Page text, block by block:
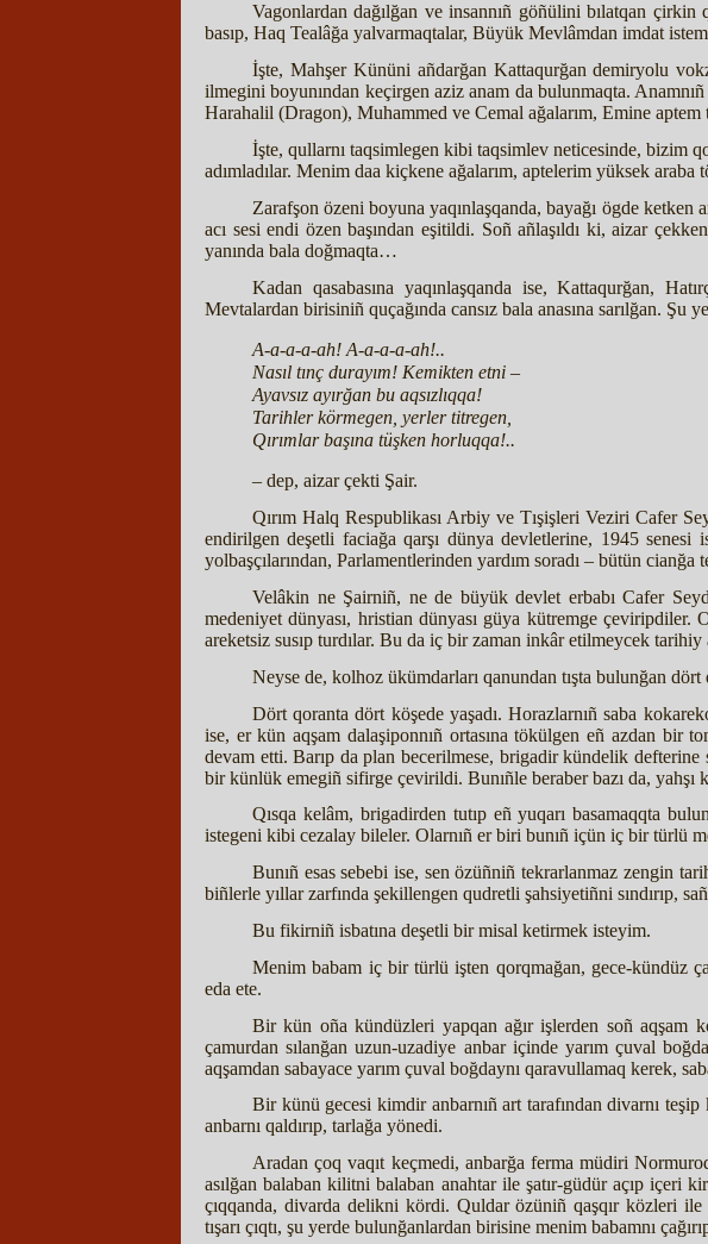
Vagonlardan dağılğan ve insannıñ göñülini bılatqan
basıp, Haq Tealâğa yalvarmaqtalar, Büyük Mevlâmdan imdat
İşte, Mahşer Kününi añdarğan Kattaqurğan demiryolu
ilmegini boyunından keçirgen aziz anam da bulunmaqta.
Harahalil (Dragon), Muhammed ve Cemal ağalarım, Emine
İşte, qullarnı taqsimlegen kibi taqsimlev neticesinde, bizim
adımladılar. Menim daa kiçkene ağalarım, aptelerim yüksek araba
Zarafşon özeni boyuna yaqınlaşqanda, bayağı ögde ketken
acı sesi endi özen başından eşitildi. Soñ añlaşıldı ki, aizar
yanında bala doğmaqta…
Kadan qasabasına yaqınlaşqanda ise, Kattaqurğan,
Mevtalardan birisiniñ quçağında cansız bala anasına sarılğan. Şu
A-a-a-a-ah! A-a-a-a-ah!..
Nasıl tınç durayım! Kemikten etni –
Ayavsız ayırğan bu aqsızlıqqa!
Tarihler körmegen, yerler titregen,
Qırımlar başına tüşken horluqqa!..
– dep, aizar çekti Şair.
Qırım Halq Respublikası Arbiy ve Tışişleri Veziri Cafer
endirilgen deşetli faciağa qarşı dünya devletlerine, 1945
yolbaşçılarından, Parlamentlerinden yardım soradı – bütün cianğa
Velâkin ne Şairniñ, ne de büyük devlet erbabı Cafer
medeniyet dünyası, hristian dünyası güya kütremge çeviripdiler.
areketsiz susıp turdılar. Bu da iç bir zaman inkâr etilmeycek
Neyse de, kolhoz ükümdarları qanundan tışta bulunğan dört
Dört qoranta dört köşede yaşadı. Horazlarnıñ saba
ise, er kün aqşam dalaşiponnıñ ortasına tökülgen eñ azdan bir
devam etti. Barıp da plan becerilmese, brigadir kündelik defterine
bir künlük emegiñ sifirge çevirildi. Bunıñle beraber bazı da, yahşı
Qısqa kelâm, brigadirden tutıp eñ yuqarı basamaqqta
istegeni kibi cezalay bileler. Olarnıñ er biri bunıñ içün iç bir türlü
Bunıñ esas sebebi ise, sen özüñniñ tekrarlanmaz zengin
biñlerle yıllar zarfında şekillengen qudretli şahsiyetiñni sındırıp,
Bu fikirniñ isbatına deşetli bir misal ketirmek isteyim.
Menim babam iç bir türlü işten qorqmağan, gece-kündüz
eda ete.
Bir kün oña kündüzleri yapqan ağır işlerden soñ aqşam
çamurdan sılanğan uzun-uzadiye anbar içinde yarım çuval
aqşamdan sabayace yarım çuval boğdaynı qaravullamaq kerek,
Bir künü gecesi kimdir anbarnıñ art tarafından divarnı
anbarnı qaldırıp, tarlağa yönedi.
Aradan çoq vaqıt keçmedi, anbarğa ferma müdiri
asılğan balaban kilitni balaban anahtar ile şatır-güdür açıp içeri
çıqqanda, divarda delikni kördi. Quldar özüniñ qaşqır közleri ile
tışarı çıqtı, şu yerde bulunğanlardan birisine menim babamnı